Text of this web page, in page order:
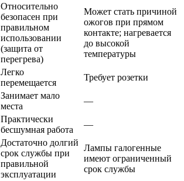
Относительно
безопасен при
правильном
использовании
(защита от
перегрева)
Может стать причиной
ожогов при прямом
контакте; нагревается
до высокой
температуры
Легко
перемещается
Требует розетки
Занимает мало
места
—
Практически
бесшумная работа
—
Достаточно долгий
срок службы при
правильной
эксплуатации
Лампы галогенные
имеют ограниченный
срок службы